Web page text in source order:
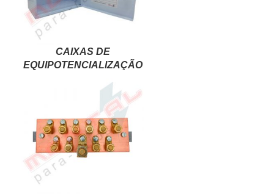
CAIXAS DE
EQUIPOTENCIALIZAÇÃO